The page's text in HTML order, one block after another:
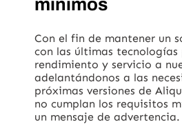
mínimos
Con el fin de mantener un
con las últimas
rendimiento y servicio a
adelantándonos a las
próximas versiones de
no cumplan los requisitos
un mensaje de advertencia.